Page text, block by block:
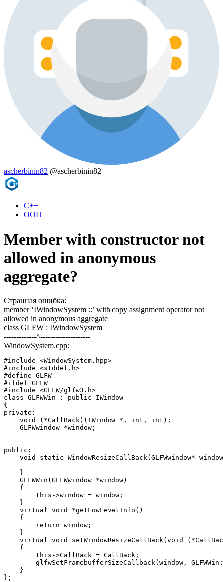
ascherbinin82 @ascherbinin82
C++
ООП
Member with constructor not
allowed in anonymous
aggregate?
Странная ошибка:
member ‘IWindowSystem ::’ with copy assignment operator not
allowed in anonymous aggregate
class GLFW : IWindowSystem
-------------^--------------------
WindowSystem.cpp:
#include <WindowSystem.hpp>
#include <stddef.h>
#define GLFW
#ifdef GLFW
#include <GLFW/glfw3.h>
class GLFWWin : public IWindow
{
private:
    void (*CallBack)(IWindow *, int, int);
    GLFWwindow *window;
public:
void static WindowResizeCallBack(GLFWwindow*
    }
    GLFWWin(GLFWwindow *window)
    {
        this->window = window;
    }
    virtual void *getLowLevelInfo()
    {
        return window;
    }
virtual void setWindowResizeCallBack(void
    {
        this->CallBack = CallBack;
glfwSetFramebufferSizeCallback(window,
    }
};